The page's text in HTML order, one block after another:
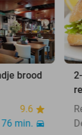
brood
9.6
76 min.